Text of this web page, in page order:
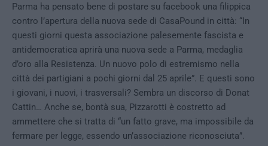
Parma ha pensato bene di postare su facebook una filippica
contro l’apertura della nuova sede di CasaPound in città: “In
questi giorni questa associazione palesemente fascista e
antidemocratica aprirà una nuova sede a Parma, medaglia
d’oro alla Resistenza. Un nuovo polo di estremismo nella
città dei partigiani a pochi giorni dal 25 aprile”. E questi sono
i giovani, i nuovi, i trasversali? Sembra un discorso di Donat
Cattin… Anche se, bontà sua, Pizzarotti è costretto ad
ammettere che si tratta di “un fatto grave, ma impossibile da
fermare per legge, essendo un’associazione riconosciuta”.